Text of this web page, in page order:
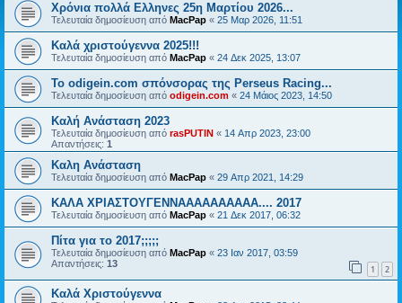
Χρόνια πολλά Ελληνες 25η Μαρτίου 2026...
Τελευταία δημοσίευση από MacPap « 25 Μαρ 2026, 11:51
Καλά χριστούγεννα 2025!!!
Τελευταία δημοσίευση από MacPap « 24 Δεκ 2025, 13:07
Το odigein.com σπόνσορας της Perseus Racing...
Τελευταία δημοσίευση από odigein.com « 24 Μάιος 2023, 14:50
Καλή Ανάσταση 2023
Τελευταία δημοσίευση από rasPUTIN « 14 Απρ 2023, 23:00
Απαντήσεις: 1
Καλη Ανάσταση
Τελευταία δημοσίευση από MacPap « 29 Απρ 2021, 14:29
ΚΑΛΑ ΧΡΙΑΣΤΟΥΓΕΝΝΑΑΑΑΑΑΑΑΑΑ.... 2017
Τελευταία δημοσίευση από MacPap « 21 Δεκ 2017, 06:32
Πίτα για το 2017;;;;;
Τελευταία δημοσίευση από MacPap « 23 Ιαν 2017, 03:59
Απαντήσεις: 13 1 2
Καλά Χριστούγεννα